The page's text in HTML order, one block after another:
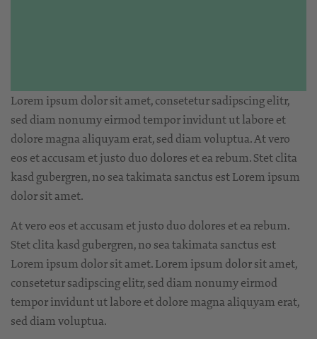
Lorem ipsum dolor sit amet, consetetur sadipscing elitr,
sed diam nonumy eirmod tempor invidunt ut labore et
dolore magna aliquyam erat, sed diam voluptua. At vero
eos et accusam et justo duo dolores et ea rebum. Stet clita
kasd gubergren, no sea takimata sanctus est Lorem ipsum
dolor sit amet.
At vero eos et accusam et justo duo dolores et ea rebum.
Stet clita kasd gubergren, no sea takimata sanctus est
Lorem ipsum dolor sit amet. Lorem ipsum dolor sit amet,
consetetur sadipscing elitr, sed diam nonumy eirmod
tempor invidunt ut labore et dolore magna aliquyam erat,
sed diam voluptua.